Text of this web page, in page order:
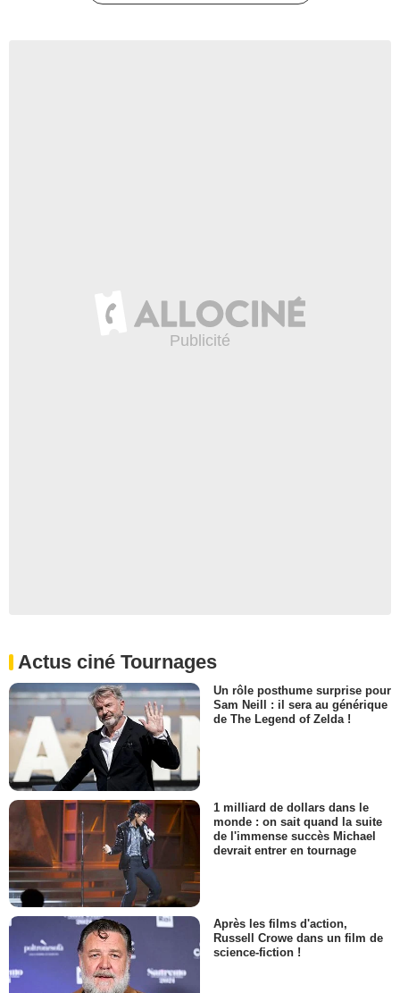
Actus ciné Tournages
Un rôle posthume surprise pour
Sam Neill : il sera au générique
de The Legend of Zelda !
1 milliard de dollars dans le
monde : on sait quand la suite
de l'immense succès Michael
devrait entrer en tournage
Après les films d'action,
Russell Crowe dans un film de
science-fiction !